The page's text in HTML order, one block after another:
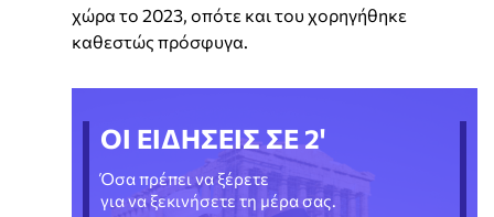
χώρα το 2023, οπότε και του χορηγήθηκε
καθεστώς πρόσφυγα.
ΟΙ ΕΙΔΗΣΕΙΣ ΣΕ 2'
Όσα πρέπει να ξέρετε
για να ξεκινήσετε τη μέρα σας.